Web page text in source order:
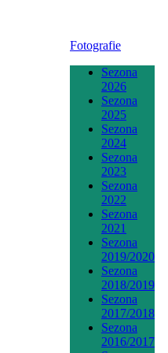
Fotografie
Sezona
2026
Sezona
2025
Sezona
2024
Sezona
2023
Sezona
2022
Sezona
2021
Sezona
2019/2020
Sezona
2018/2019
Sezona
2017/2018
Sezona
2016/2017